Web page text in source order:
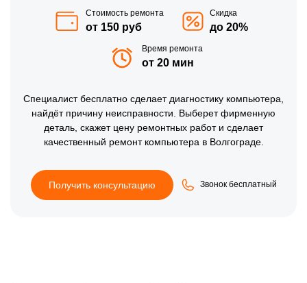
Стоимость ремонта
от 150 руб
Скидка
до 20%
Время ремонта
от 20 мин
Специалистбесплатно сделает диагностику компьютера,
найдёт причину неисправности. Выберет фирменную
деталь, скажет цену ремонтных работ и сделает
качественный ремонт компьютера в Волгограде.
Получить консультацию Звонок бесплатный